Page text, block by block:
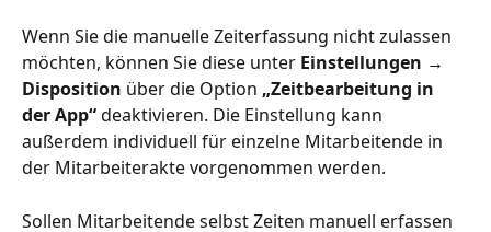
Wenn Sie die manuelle Zeiterfassung nicht zulassen
möchten, können Sie diese unter Einstellungen →
Disposition über die Option „Zeitbearbeitung in
der App“ deaktivieren. Die Einstellung kann
außerdem individuell für einzelne Mitarbeitende in
der Mitarbeiterakte vorgenommen werden.
Sollen Mitarbeitende selbst Zeiten manuell erfassen